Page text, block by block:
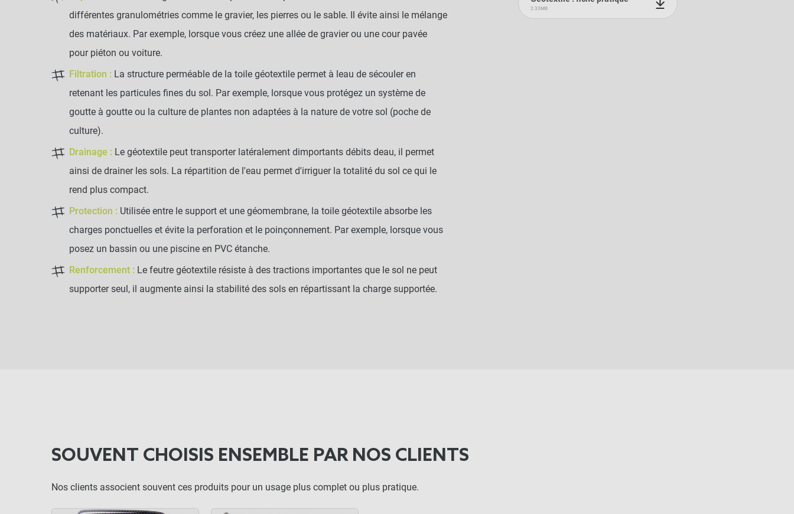
différentes granulométries comme le gravier, les pierres ou le sable. Il évite ainsi le mélange
des matériaux. Par exemple, lorsque vous créez une allée de gravier ou une cour pavée
pour piéton ou voiture.
Filtration : La structure perméable de la toile géotextile permet à leau de sécouler en
retenant les particules fines du sol. Par exemple, lorsque vous protégez un système de
goutte à goutte ou la culture de plantes non adaptées à la nature de votre sol (poche de
culture).
Drainage : Le géotextile peut transporter latéralement dimportants débits deau, il permet
ainsi de drainer les sols. La répartition de l'eau permet d'irriguer la totalité du sol ce qui le
rend plus compact.
Protection : Utilisée entre le support et une géomembrane, la toile géotextile absorbe les
charges ponctuelles et évite la perforation et le poinçonnement. Par exemple, lorsque vous
posez un bassin ou une piscine en PVC étanche.
Renforcement : Le feutre géotextile résiste à des tractions importantes que le sol ne peut
supporter seul, il augmente ainsi la stabilité des sols en répartissant la charge supportée.
2.33MB
SOUVENT CHOISIS ENSEMBLE PAR NOS CLIENTS
Nos clients associent souvent ces produits pour un usage plus complet ou plus pratique.